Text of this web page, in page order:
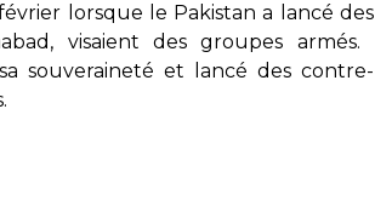
lorsque le Pakistan a lancé des
visaient des groupes armés.
souveraineté et ⁠lancé des contre-